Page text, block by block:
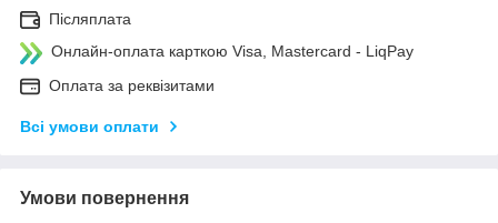
Післяплата
Онлайн-оплата карткою Visa, Mastercard - LiqPay
Оплата за реквізитами
Всі умови оплати
Умови повернення